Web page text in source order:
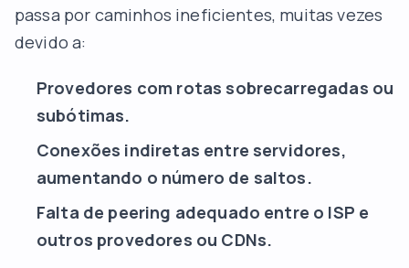
passa por caminhos ineficientes, muitas vezes
devido a:
Provedores com rotas sobrecarregadas ou
subótimas.
Conexões indiretas entre servidores,
aumentando o número de saltos.
Falta de peering adequado entre o ISP e
outros provedores ou CDNs.